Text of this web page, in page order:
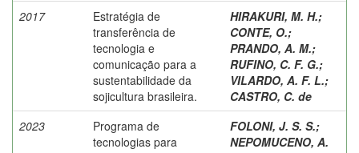
2017
Estratégia de
transferência de
tecnologia e
comunicação para a
sustentabilidade da
sojicultura brasileira.
HIRAKURI, M. H.;
CONTE, O.;
PRANDO, A. M.;
RUFINO, C. F. G.;
VILARDO, A. F. L.;
CASTRO, C. de
2023
Programa de
tecnologias para
FOLONI, J. S. S.;
NEPOMUCENO, A.